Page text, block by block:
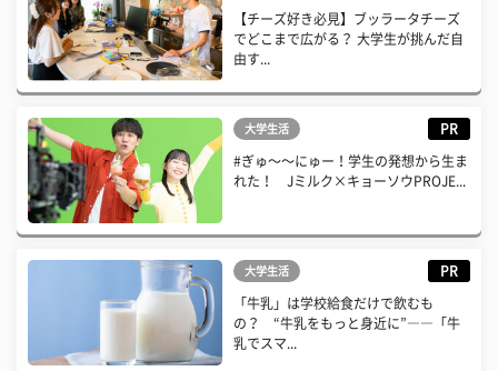
【チーズ好き必見】ブッラータチーズ
でどこまで広がる？ 大学生が挑んだ自
由す...
大学生活 PR
#ぎゅ〜〜にゅー！学生の発想から生ま
れた！ Jミルク×キョーソウPROJE...
大学生活 PR
「牛乳」は学校給食だけで飲むも
の？ “牛乳をもっと身近に”――「牛
乳でスマ...